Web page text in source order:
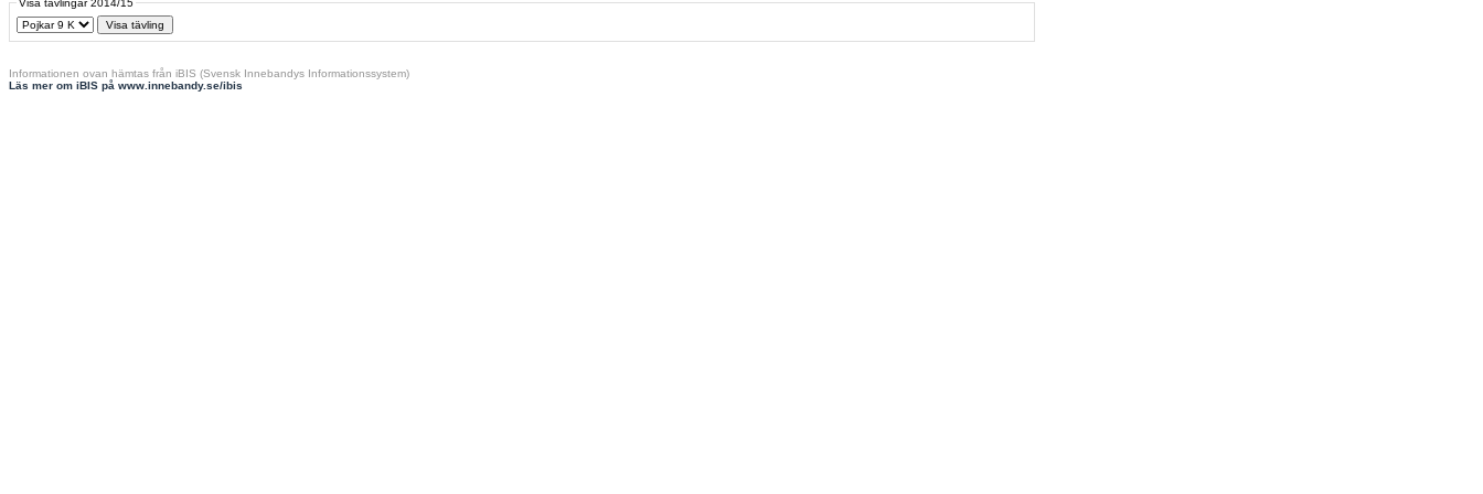
Visa tävlingar 2014/15
Informationen ovan hämtas från iBIS (Svensk Innebandys Informationssystem)
Läs mer om iBIS på www.innebandy.se/ibis